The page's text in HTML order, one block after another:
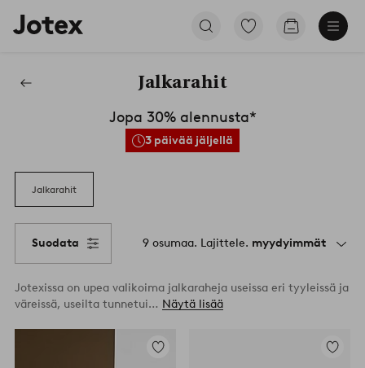
Jotex-
logo
aloitussivulle
Siirry
Siirry
Jalkarahit
Jopa 30% alennusta*
3 päivää jäljellä
Jalkarahit
Suodata 9 osumaa. Lajittele. myydyimmät
Jotexissa on upea valikoima jalkaraheja useissa eri tyyleissä ja
väreissä, useilta tunnetui… Näytä lisää
Lisää
Lisää